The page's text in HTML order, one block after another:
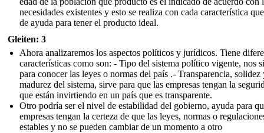
necesidades existentes y esto se realiza con cada característica
de ayuda para tener el producto ideal.
Gleiten: 3
Ahora analizaremos los aspectos políticos y jurídicos. Tiene
características como son: - Tipo del sistema político vigente, nos
para conocer las leyes o normas del país .- Transparencia, solidez
madurez del sistema, sirve para que las empresas tengan la
que están invirtiendo en un país que es transparente.
Otro podría ser el nivel de estabilidad del gobierno, ayuda para
empresas tengan la certeza de que las leyes, normas o
estables y no se pueden cambiar de un momento a otro